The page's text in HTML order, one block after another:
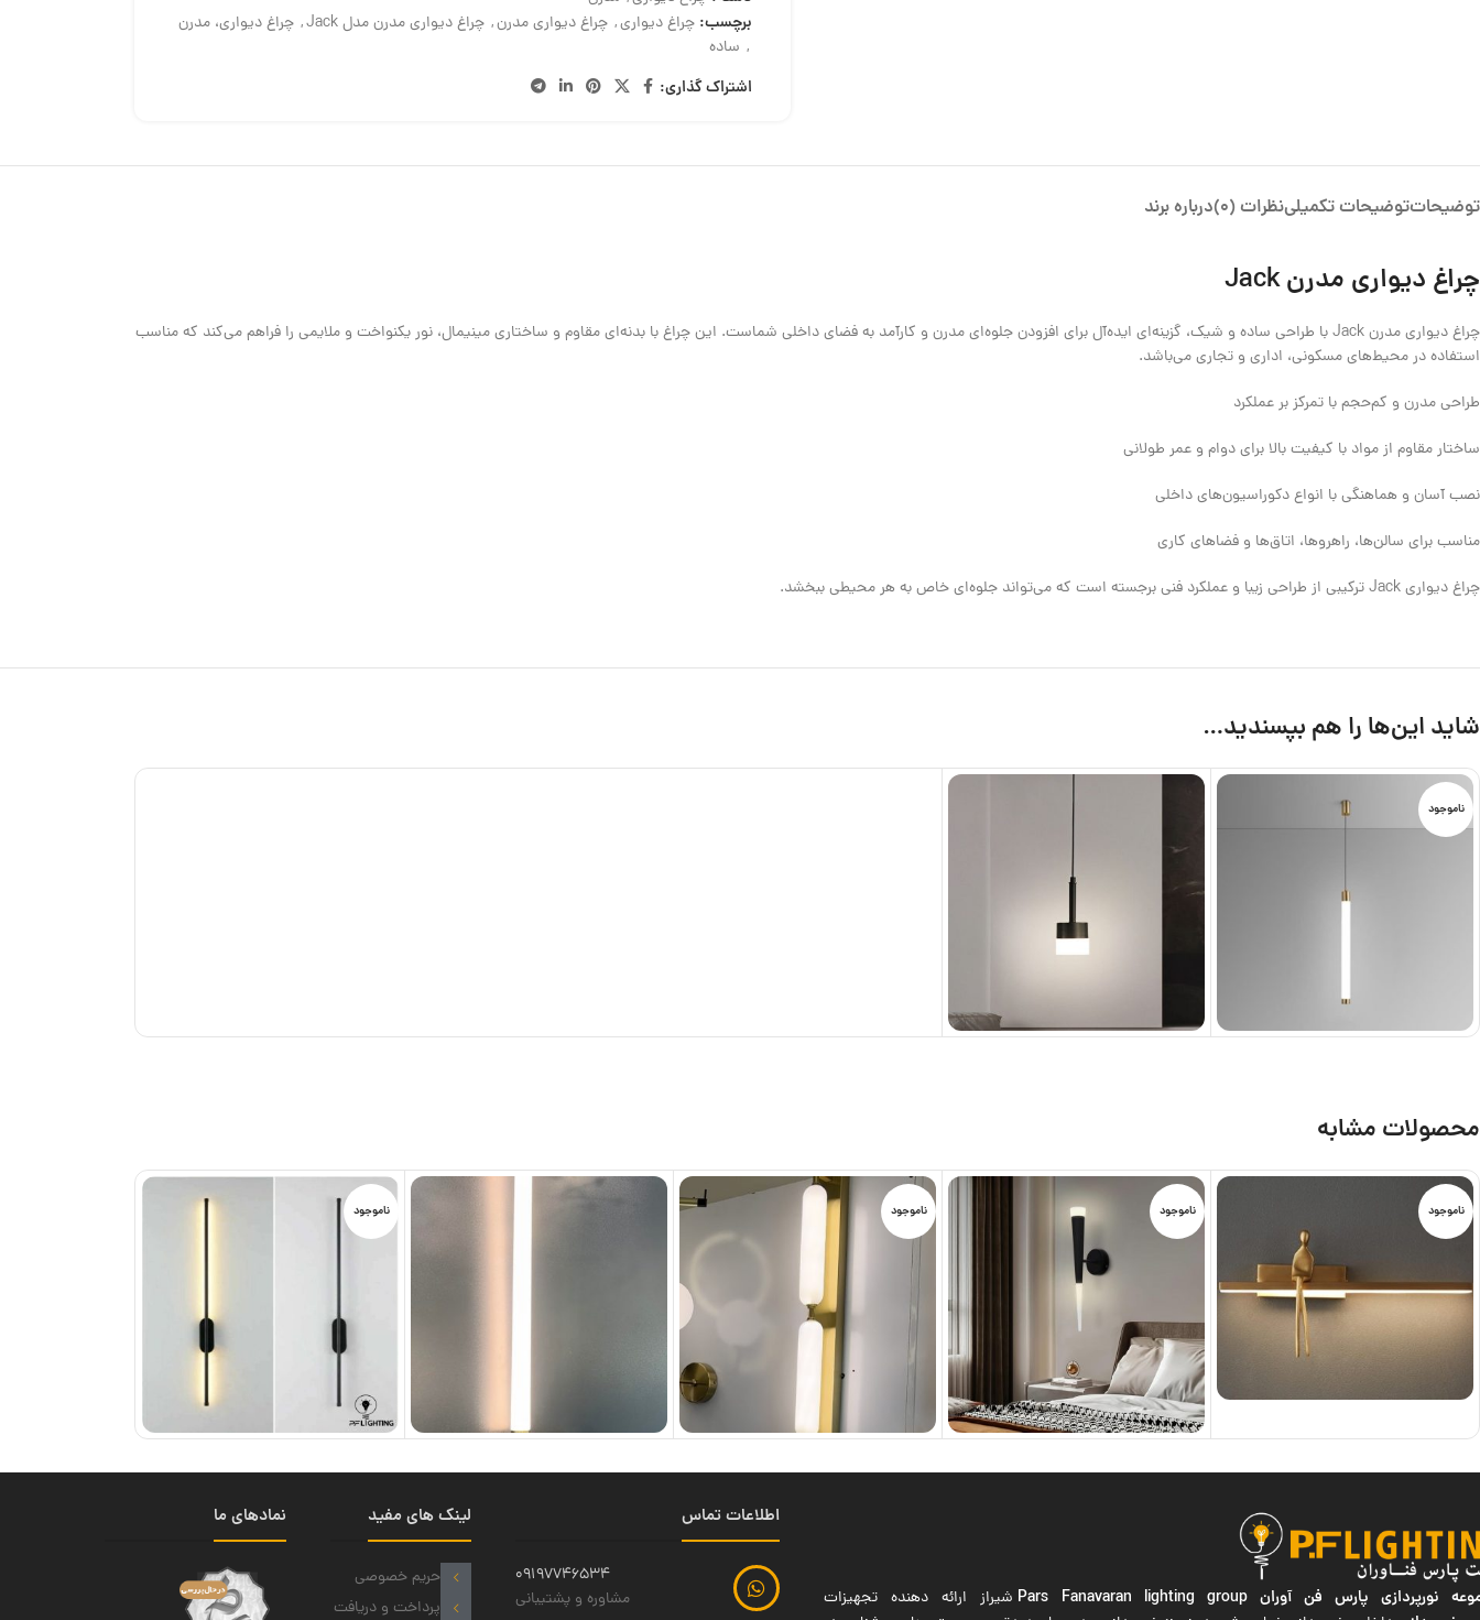
برچسب: چراغ دیواری, چراغ دیواری مدرن, چراغ دیواری مدرن مدل Jack , چراغ دیواری، مدرن
, ساده
اشتراک گذاری:
توضیحاتتوضیحات تکمیلینظرات (0) درباره برند
چراغ دیواری مدرن Jack
چراغ دیواری مدرن Jack با طراحی ساده و شیک، گزینه‌ای ایده‌آل برای افزودن جلوه‌ای مدرن و کارآمد به فضای داخلی شماست. این چراغ با بدنه‌ای مقاوم و ساختاری مینیمال، نور یکنواخت و ملایمی را فراهم می‌کند که مناسب
استفاده در محیط‌های مسکونی، اداری و تجاری می‌باشد.
طراحی مدرن و کم‌حجم با تمرکز بر عملکرد
ساختار مقاوم از مواد با کیفیت بالا برای دوام و عمر طولانی
نصب آسان و هماهنگی با انواع دکوراسیون‌های داخلی
مناسب برای سالن‌ها، راهروها، اتاق‌ها و فضاهای کاری
چراغ دیواری Jack ترکیبی از طراحی زیبا و عملکرد فنی برجسته است که می‌تواند جلوه‌ای خاص به هر محیطی ببخشد.
شاید این‌ها را هم بپسندید…
ناموجود
محصولات مشابه
ناموجود ناموجود ناموجود ناموجود
نورپردازی پارس فن آوران Pars Fanavaran lighting group شیراز ارائه دهنده تجهیزات
اطلاعات تماس
09197746534
مشاوره و پشتیبانی
لینک های مفید
حریم خصوصی
پرداخت و دریافت
نمادهای ما